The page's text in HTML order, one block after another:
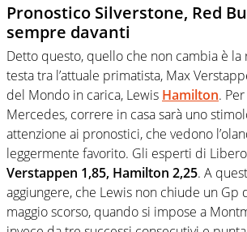
Pronostico Silverstone, Red
sempre davanti
Detto questo, quello che non cambia è la
testa tra l’attuale primatista, Max
del Mondo in carica, Lewis Hamilton.
Mercedes, correre in casa sarà uno
attenzione ai pronostici, che vedono
leggermente favorito. Gli esperti di
Verstappen 1,85, Hamilton 2,25. A
aggiungere, che Lewis non chiude un Gp
maggio scorso, quando si impose a